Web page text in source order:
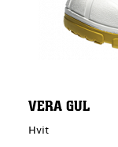
VERA GUL
Hvit